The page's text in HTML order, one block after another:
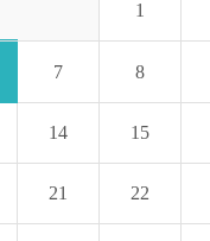
1
7 8
14 15
21 22